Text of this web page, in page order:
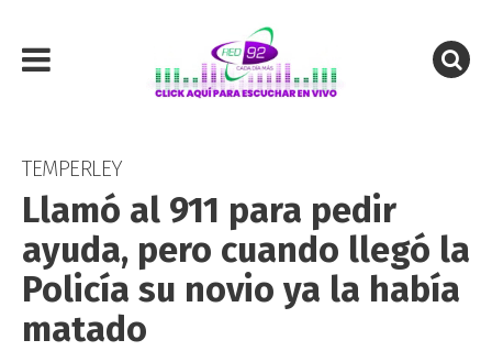
TEMPERLEY
Llamó al 911 para pedir
ayuda, pero cuando llegó la
Policía su novio ya la había
matado